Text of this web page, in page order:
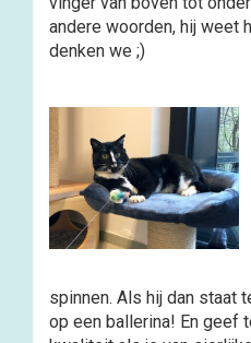
andere woorden, hij
denken we ;)
spinnen. Als hij dan staat
op een ballerina! En geef